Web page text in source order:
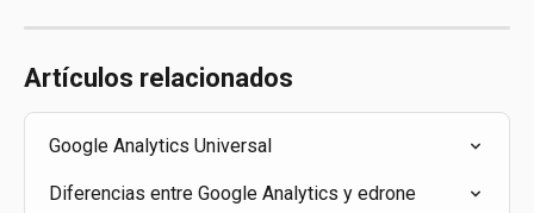
Artículos relacionados
Google Analytics Universal
Diferencias entre Google Analytics y edrone